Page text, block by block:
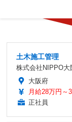
土木施工管理
株式会社NIPPO大
大阪府
月給28万円～
正社員